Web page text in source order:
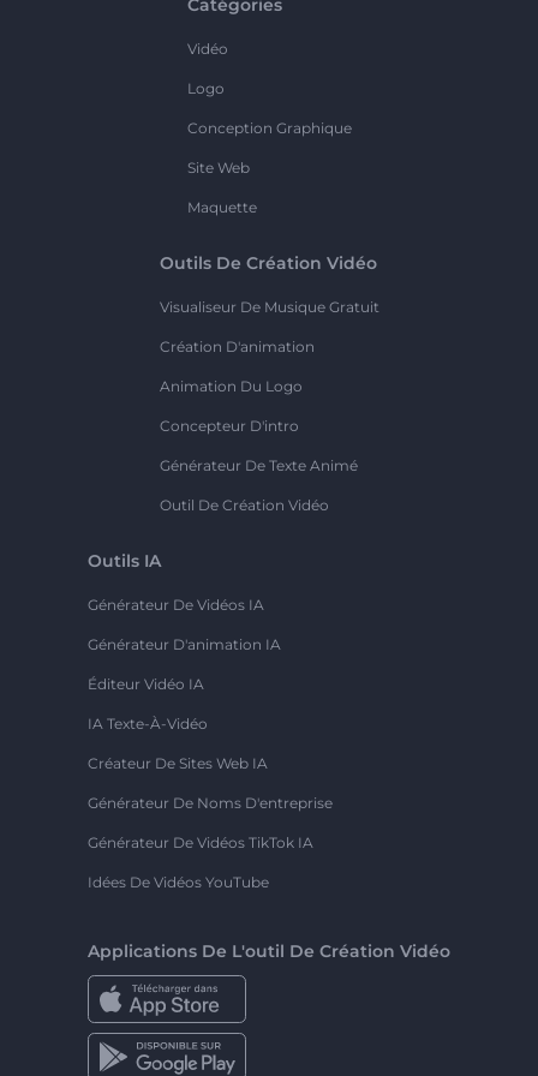
Catégories
Vidéo
Logo
Conception Graphique
Site Web
Maquette
Outils De Création Vidéo
Visualiseur De Musique Gratuit
Création D'animation
Animation Du Logo
Concepteur D'intro
Générateur De Texte Animé
Outil De Création Vidéo
Outils IA
Générateur De Vidéos IA
Générateur D'animation IA
Éditeur Vidéo IA
IA Texte-À-Vidéo
Créateur De Sites Web IA
Générateur De Noms D'entreprise
Générateur De Vidéos TikTok IA
Idées De Vidéos YouTube
Applications De L'outil De Création Vidéo